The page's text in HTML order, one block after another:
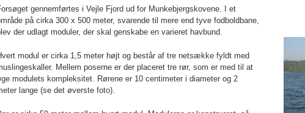
gennemførtes i Vejle Fjord ud for Munkebjergskovene. I et
på cirka 300 x 500 meter, svarende til mere end tyve fodboldbane,
der udlagt moduler, der skal genskabe en varieret havbund.
modul er cirka 1,5 meter højt og består af tre netsække fyldt med
Mellem poserne er der placeret tre rør, som er med til at
modulets kompleksitet. Rørene er 10 centimeter i diameter og 2
lange (se det øverste foto).